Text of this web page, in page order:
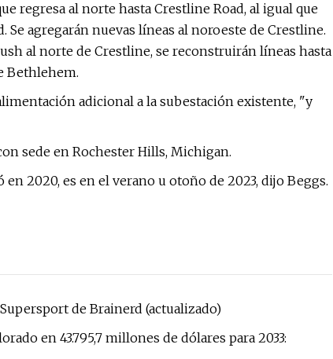
regresa al norte hasta Crestline Road, al igual que
Se agregarán nuevas líneas al noroeste de Crestline.
al norte de Crestline, se reconstruirán líneas hasta
Bethlehem.
adicional a la subestación existente, "y
sede en Rochester Hills, Michigan.
2020, es en el verano u otoño de 2023, dijo Beggs.
de Brainerd (actualizado)
en 43.795,7 millones de dólares para 2033: